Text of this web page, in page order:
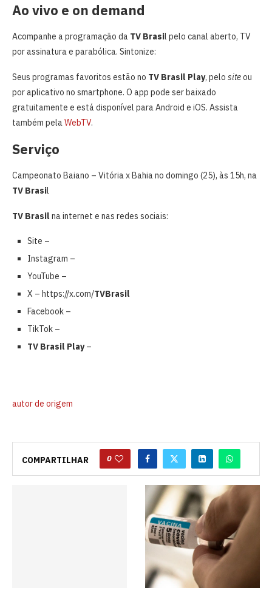
Ao vivo e on demand
Acompanhe a programação da TV Brasil pelo canal aberto, TV
por assinatura e parabólica. Sintonize:
Seus programas favoritos estão no TV Brasil Play, pelo siteou
por aplicativo no smartphone. O app pode ser baixado
gratuitamente e está disponível para Android e iOS. Assista
também pelaWebTV.
Serviço
Campeonato Baiano – Vitória x Bahia no domingo (25), às 15h, na
TV Brasil
TV Brasil na internet e nas redes sociais:
Site –
Instagram –
YouTube –
X – https://x.com/TVBrasil
Facebook –
TikTok –
TV Brasil Play–
autor de origem
COMPARTILHAR 0